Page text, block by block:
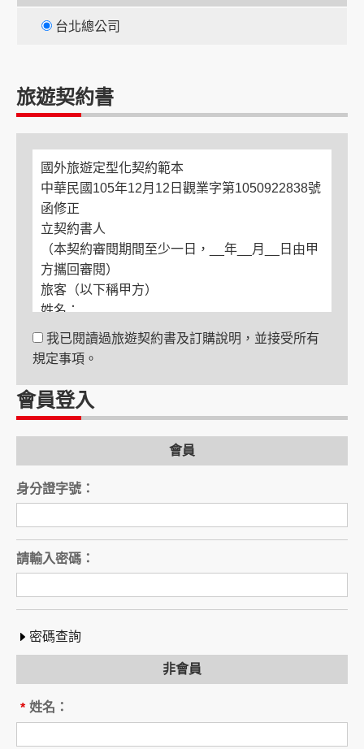
台北總公司
旅遊契約書
國外旅遊定型化契約範本
中華民國105年12月12日觀業字第1050922838號
函修正
立契約書人
（本契約審閱期間至少一日，__年__月__日由甲
方攜回審閱）
旅客（以下稱甲方）
姓名：
電話：
住居所：
姓名：
與旅客關係：
旅行業（以下稱乙方）
註冊編號：
營業所：
甲乙雙方同意就本旅遊事項，依下列約定辦理。
第一條（國外旅遊之意義）
本契約所謂國外旅遊，係指到中華民國疆域以外
其他國家或地區旅遊。
赴中國大陸旅行者，準用本旅遊契約之約定。
第二條（適用之範圍及順序）
之約定定之；本契約中未約定者，適用中華民國
我已閱讀過旅遊契約書及訂購說明，並接受所有
規定事項。
會員登入
會員
身分證字號：
請輸入密碼：
密碼查詢
非會員
* 姓名：